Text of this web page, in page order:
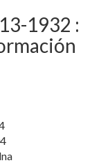
1932 :